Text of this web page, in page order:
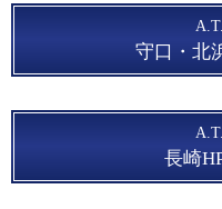
守口・北
長崎